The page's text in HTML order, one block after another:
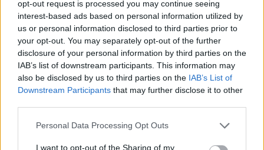
opt-out request is processed you may continue seeing
interest-based ads based on personal information utilized by
us or personal information disclosed to third parties prior to
your opt-out. You may separately opt-out of the further
disclosure of your personal information by third parties on the
IAB’s list of downstream participants. This information may
also be disclosed by us to third parties on the IAB’s List of
Downstream Participants that may further disclose it to other
Personal Data Processing Opt Outs
I want to opt-out of the Sharing of my
cywilizację miłości
06 sierpnia 2026 | 14:51
Kardynał Aveline: dla Avvenire o odrodzeniu wiary we Francji
06 sierpnia 2026 | 14:32
ZaMisje.pl – serwis Diakonii Misyjnej Ruchu Światło-Życie
Popularne